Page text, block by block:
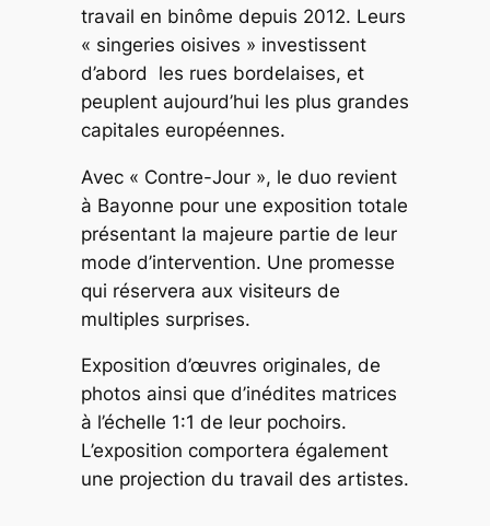
travail en binôme depuis 2012. Leurs
« singeries oisives » investissent
d’abord
les rues bordelaises, et
peuplent aujourd’hui les plus grandes
capitales européennes.
Avec « Contre-Jour », le duo revient
à Bayonne pour une exposition totale
présentant la majeure partie de leur
mode d’intervention. Une promesse
qui réservera aux visiteurs de
multiples surprises.
Exposition d’œuvres originales, de
photos ainsi que d’inédites matrices
à l’échelle 1:1 de leur pochoirs.
L’exposition comportera également
une projection du travail des artistes.